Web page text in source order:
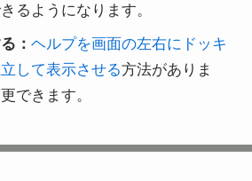
るようになります。
：ヘルプを画面の左右にドッキ
して表示させる方法がありま
できます。